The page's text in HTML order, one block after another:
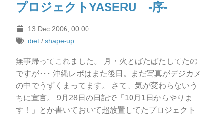
プロジェクトYASERU -序-
13 Dec 2006, 00:00
diet/ shape-up
無事帰ってこれました。 月・火とばたばたしてたの
ですが･･･ 沖縄レポはまた後日。まだ写真がデジカメ
の中でうずくまってます。 さて、気が変わらないう
ちに宣言。 9月28日の日記で「10月1日からやりま
す！」とか書いておいて超放置してたプロジェクト